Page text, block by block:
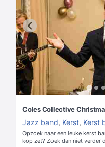
Coles Collective
Jazz band, Kerst, Kerst
Opzoek naar een leuke kerst
kop zet? Zoek dan niet verder